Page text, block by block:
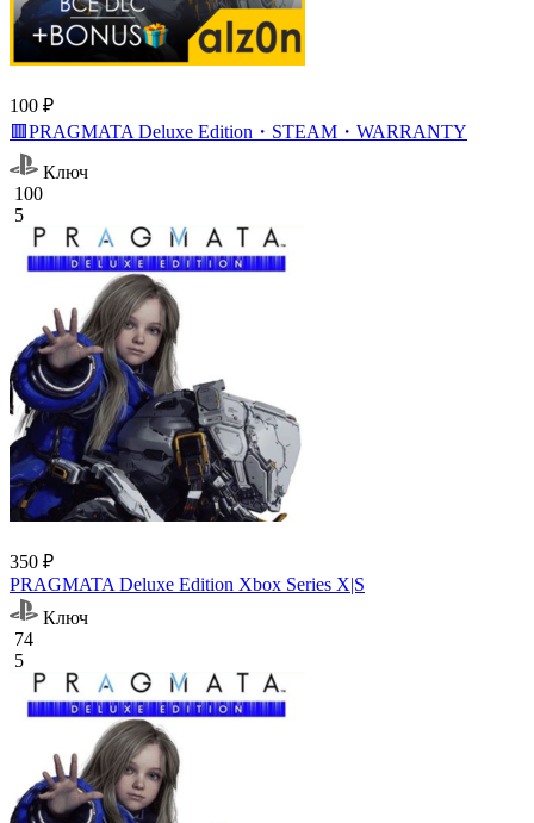
100 ₽
🟥PRAGMATA Deluxe Edition・STEAM・WARRANTY
Ключ
100
5
350 ₽
PRAGMATA Deluxe Edition Xbox Series X|S
Ключ
74
5